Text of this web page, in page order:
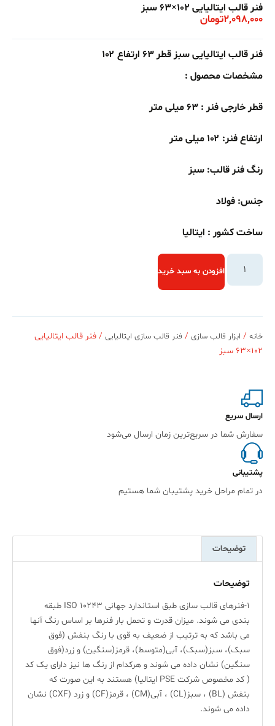
فنر قالب ایتالیایی 102×63 سبز
2,098,000تومان
فنر قالب ایتالیایی سبز قطر ۶۳ ارتفاع ۱۰۲
مشخصات محصول :
قطر خارجی فنر : ۶۳ میلی متر
ارتفاع فنر: ۱۰۲ میلی متر
رنگ فنر قالب: سبز
جنس: فولاد
ساخت کشور : ایتالیا
افزودن به سبد خرید
خانه / ابزار قالب سازی / فنر قالب سازی ایتالیایی / فنر قالب ایتالیایی
102×63 سبز
ارسال سریع
سفارش شما در سریع‌ترین زمان ارسال می‌شود
پشتیبانی
در تمام مراحل خرید پشتیبان شما هستیم
توضیحات
توضیحات
1-فنرهای قالب سازی طبق استاندارد جهانی ISO 10243 طبقه
بندی می شوند. میزان قدرت و تحمل بار فنرها بر اساس رنگ آنها
می باشد که به ترتیب از ضعیف به قوی با رنگ بنفش (فوق
سبک)، سبز(سبک)، آبی(متوسط)، قرمز(سنگین) و زرد(فوق
سنگین) نشان داده می شوند و هرکدام از رنگ ها نیز دارای یک کد
( کد مخصوص شرکت PSE ایتالیا) هستند به این صورت که
بنفش (BL) ، سبز(CL) ، آبی(CM) ، قرمز(CF) و زرد (CXF) نشان
داده می شوند.